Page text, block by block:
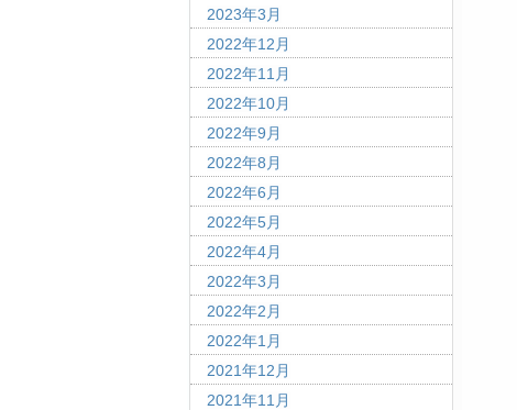
2023年3月
2022年12月
2022年11月
2022年10月
2022年9月
2022年8月
2022年6月
2022年5月
2022年4月
2022年3月
2022年2月
2022年1月
2021年12月
2021年11月